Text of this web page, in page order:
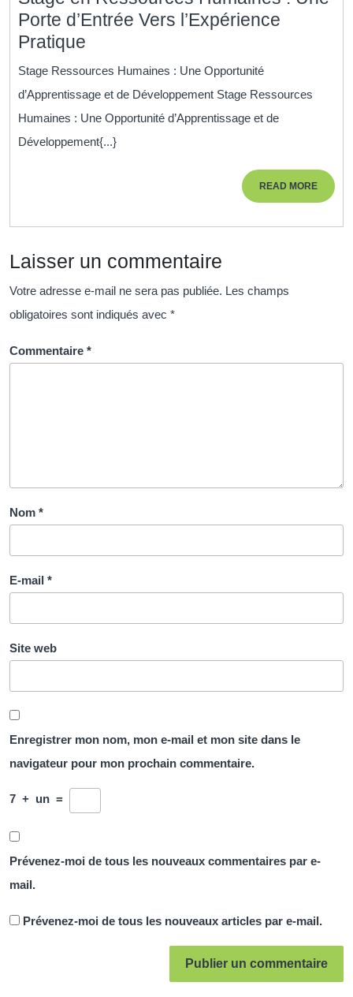
Porte d’Entrée Vers l’Expérience
Pratique
Ressources
Humaines
:
Une
Pratique
Stage Ressources Humaines : Une Opportunité
d’Apprentissage et de Développement Stage Ressources
Humaines : Une Opportunité d’Apprentissage et de
Développement{...}
READ MOREREAD
MORE
Laisser un commentaire
Votre adresse e-mail ne sera pas publiée. Les champs
obligatoires sont indiqués avec *
Commentaire *
Nom *
E-mail *
Site web
Enregistrer mon nom, mon e-mail et mon site dans le
navigateur pour mon prochain commentaire.
7 + un =
Prévenez-moi de tous les nouveaux commentaires par e-
mail.
Prévenez-moi de tous les nouveaux articles par e-mail.